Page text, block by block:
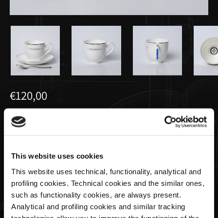
This website uses cookies
This website uses technical, functionality, analytical and
profiling cookies. Technical cookies and the similar ones,
such as functionality cookies, are always present.
Analytical and profiling cookies and similar tracking
€120,00
Set espresso
Quantité
ÉPUISÉ